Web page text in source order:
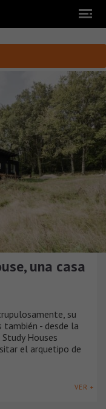
una casa
su
también - desde la
Houses
el arquetipo de
VER +